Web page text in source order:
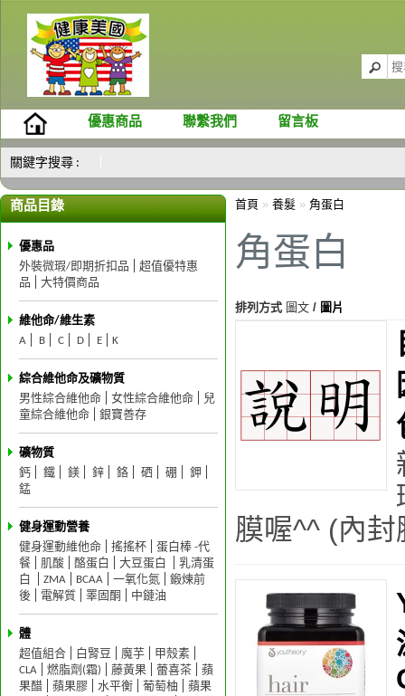
優惠商品 聯繫我們 留言板
關鍵字搜尋 :
商品目錄
優惠品
外裝微瑕/即期折扣品
超值優特惠
品
大特價商品
維他命/維生素
A
B C D E K
綜合維他命及礦物質
男性綜合維他命
女性綜合維他命
兒
童綜合維他命
銀寶善存
礦物質
鈣
鐵 鎂 鋅 鉻 硒 硼
鉀
錳
健身運動營養
健身運動維他命
搖搖杯
蛋白棒 -代
餐
肌酸 酪蛋白 大豆蛋白
乳清蛋
白
ZMA BCAA 一氧化氮
鍛煉前
後
電解質 睪固酮 中鏈油
體
超值組合
白腎豆 魔芋
甲殼素
CLA
燃脂劑(霜) 藤黃果 蕾喜茶
蘋
果醋
蘋果膠 水平衡 葡萄柚
蘋果
首頁 » 養髮 » 角蛋白
角蛋白
排列方式 圖文 / 圖片
膜喔^^ (內